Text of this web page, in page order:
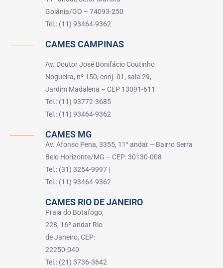
Goiânia/GO – 74093-250
Tel.: (11) 93464-9362
CAMES CAMPINAS
Av. Doutor José Bonifácio Coutinho
Nogueira, nº 150, conj. 01, sala 29,
Jardim Madalena – CEP 13091-611
Tel.: (11) 93772-3685
Tel.: (11) 93464-9362
CAMES MG
Av. Afonso Pena, 3355, 11° andar – Bairro Serra
Belo Horizonte/MG – CEP: 30130-008
Tel.: (31) 3254-9997 |
Tel.: (11) 93464-9362
CAMES RIO DE JANEIRO
Praia do Botafogo,
228, 16º andar Rio
de Janeiro, CEP:
22250-040
Tel.: (21) 3736-3642